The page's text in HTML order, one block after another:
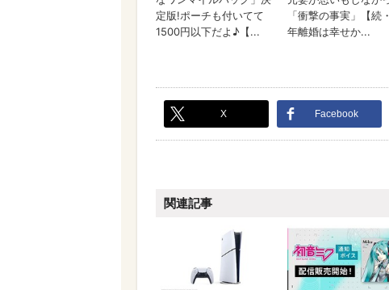
X Facebook
関連記事